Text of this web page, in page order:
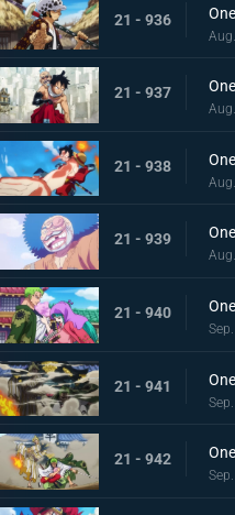
21 - 936
21 - 937
21 - 938
21 - 939
21 - 940
21 - 941
21 - 942